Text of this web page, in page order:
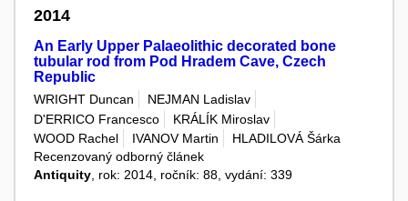
2014
An Early Upper Palaeolithic decorated bone
tubular rod from Pod Hradem Cave, Czech
Republic
WRIGHT Duncan
NEJMAN Ladislav
D'ERRICO Francesco
KRÁLÍK Miroslav
WOOD Rachel
IVANOV Martin
HLADILOVÁ Šárka
Recenzovaný odborný článek
Antiquity , rok: 2014, ročník: 88, vydání: 339